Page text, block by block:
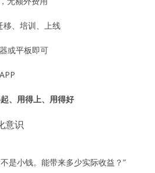
移、培训、上线
或平板即可
、用得上、用得好
意识
是小钱。能带来多少实际收益？”